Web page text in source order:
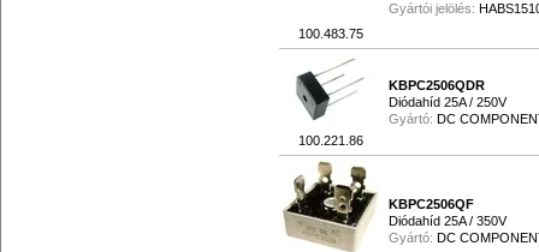
100.483.75
Gyártói jelölés:
100.221.86
KBPC2506QDR
Diódahíd 25A / 250V
Gyártó: DC
KBPC2506QF
Diódahíd 25A / 350V
Gyártó: DC